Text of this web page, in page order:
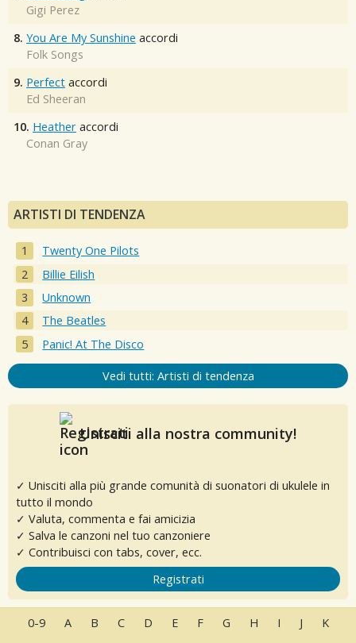
Gigi Perez
8. You Are My Sunshine accordi
Folk Songs
9. Perfect accordi
Ed Sheeran
10. Heather accordi
Conan Gray
ARTISTI DI TENDENZA
Twenty One Pilots
Billie Eilish
Unknown
The Beatles
Panic! At The Disco
Vedi tutti: Artisti di tendenza
Unisciti alla nostra community!
✓ Unisciti alla più grande comunità di suonatori di ukulele in
tutto il mondo
✓ Valuta, commenta e fai amicizia
✓ Salva le canzoni nel tuo canzoniere
✓ Contribuisci con tabs, cover, ecc.
Registrati
0-9 A B C D E F G H I J K